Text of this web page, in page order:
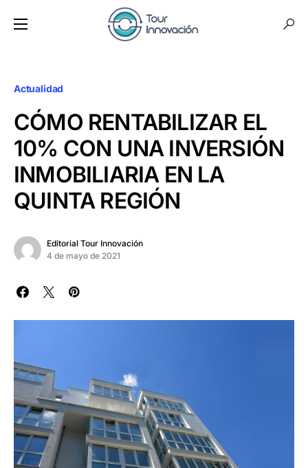
Actualidad
CÓMO RENTABILIZAR EL
10% CON UNA INVERSIÓN
INMOBILIARIA EN LA
QUINTA REGIÓN
Editorial Tour Innovación
4 de mayo de 2021